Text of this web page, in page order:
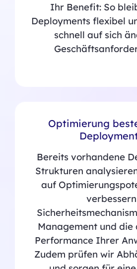
Ihr Benefit: So
Deployments flexibel
schnell auf sich
Optimierung
Bereits vorhandene
Strukturen
auf
verbessern
Management und die
Performance Ihrer
Zudem prüfen wir